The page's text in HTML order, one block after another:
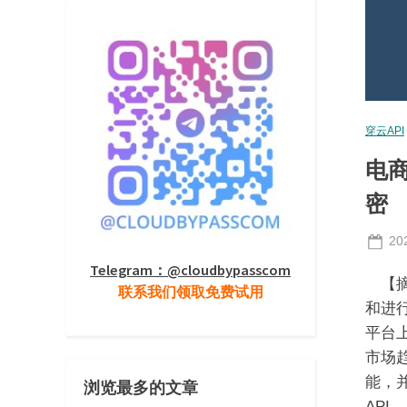
穿云API
电
密
【
和进
平台
市场
能，
Telegram：@cloudbypasscom
联系我们领取免费试用
浏览最多的文章